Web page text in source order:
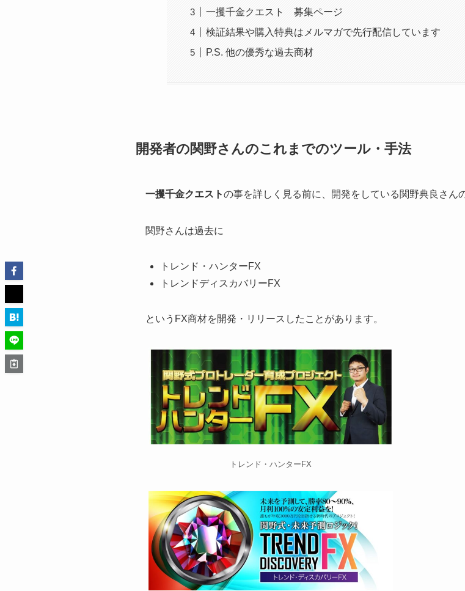
一攫千金クエスト 募集ページ
検証結果や購入特典はメルマガで先行配信しています
P.S. 他の優秀な過去商材
開発者の関野さんのこれまでのツール・手法
一攫千金クエストの事を詳しく見る前に、開発をしている関野典良さん
関野さんは過去に
トレンド・ハンターFX
トレンドディスカバリーFX
というFX商材を開発・リリースしたことがあります。
トレンド・ハンターFX